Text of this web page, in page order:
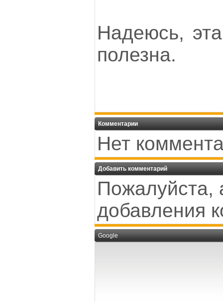
Надеюсь,
полезна.
Комментарии
Нет
Добавить комментарий
Пожалуйста,
добавления
Google